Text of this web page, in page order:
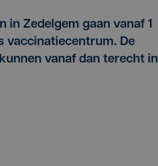
in Zedelgem gaan vanaf 1
vaccinatiecentrum. De
vanaf dan terecht in